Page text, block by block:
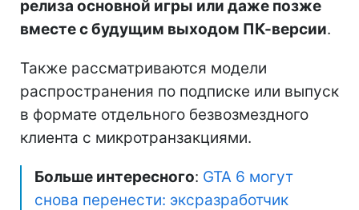
релиза основной игры или даже позже
вместе с будущим выходом ПК-версии.
Также рассматриваются модели
распространения по подписке или выпуск
в формате отдельного безвозмездного
клиента с микротранзакциями.
Больше интересного: GTA 6 могут
снова перенести: эксразработчик